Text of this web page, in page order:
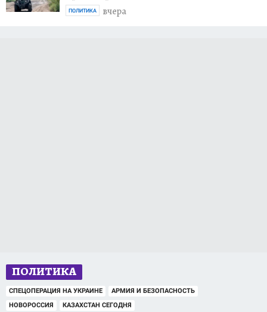
вчера
ПОЛИТИКА
ПОЛИТИКА
СПЕЦОПЕРАЦИЯ НА УКРАИНЕ
АРМИЯ И БЕЗОПАСНОСТЬ
НОВОРОССИЯ
КАЗАХСТАН СЕГОДНЯ